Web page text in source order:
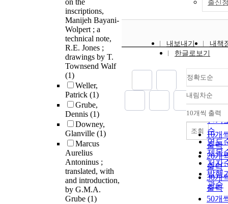
on the
inscriptions,
Manijeh Bayani-
Wolpert ; a
technical note,
R.E. Jones ;
drawings by T.
Townsend Walf
(1)
Weller,
Patrick (1)
Grube,
Dennis (1)
Downey,
Glanville (1)
Marcus
Aurelius
Antoninus ;
translated, with
and introduction,
by G.M.A.
Grube (1)
출신
내보내기
내책
한글로보기
정확도순
정확
순
인기
순
연도
제목
저자
발행
관순
내림차순
내림
10개씩 출력
10개
출력
20개
출력
30개
출력
50개
조회